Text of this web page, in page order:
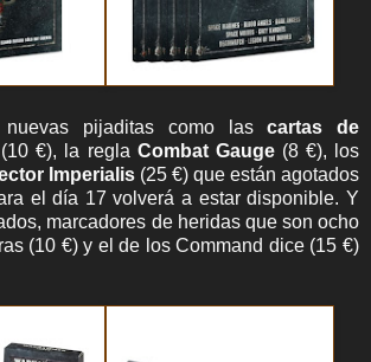
nuevas pijaditas como lascartas de
(10 €), la regla Combat Gauge(8 €), los
Imperialis (25 €) que están agotados
el día 17 volverá a estar disponible. Y
marcadores de heridas que son ocho
(10 €) y el de los Command dice (15 €)